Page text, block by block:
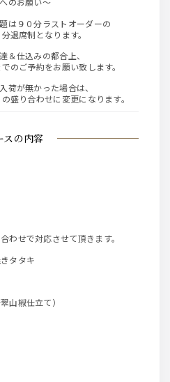
ースの内容
わせで対応させて頂きます。
タタキ
山椒仕立て）
題は９０分ラストオーダーの
退席制となります。
＆仕込みの都合上、
のご予約をお願い致します。
荷が無かった場合は、
盛り合わせに変更になります。